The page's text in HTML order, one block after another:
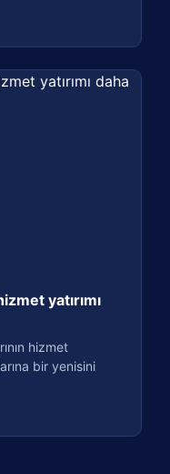
yatırımı
hizmet
bir yenisini